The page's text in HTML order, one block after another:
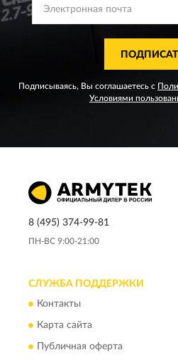
Подписываясь, Вы соглашаетесь с
Условиями
8 (495) 374-99-81
ПН-ВС 9:00-21:00
СЛУЖБА ПОДДЕРЖКИ
Контакты
Карта сайта
Публичная оферта